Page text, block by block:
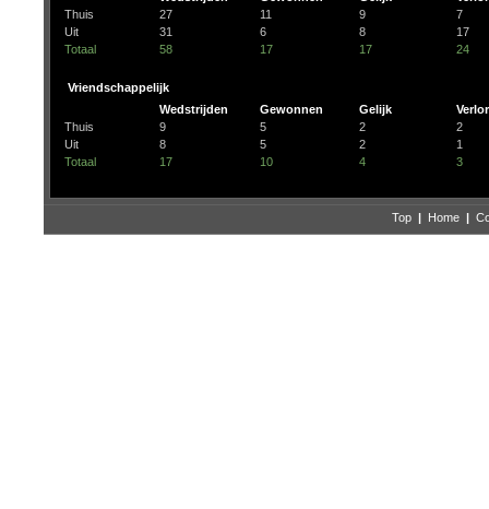
Thuis
27 11 9
7
Uit
31 6 8
17
Totaal
58 17 17 24
Vriendschappelijk
Wedstrijden
Gewonnen Gelijk
Thuis
9 5 2
2
Uit
8 5 2
1
Totaal
17 10 4 3
Top | Home |